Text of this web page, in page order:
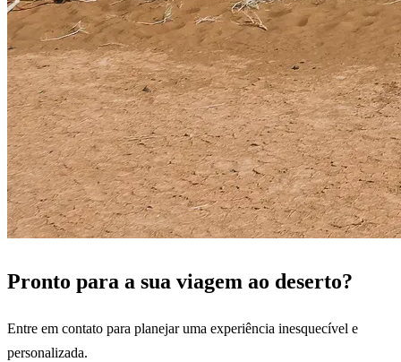
Pronto para a sua viagem ao deserto?
Entre em contato para planejar uma experiência inesquecível e
personalizada.